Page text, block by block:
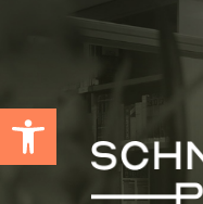
Abrir a barra